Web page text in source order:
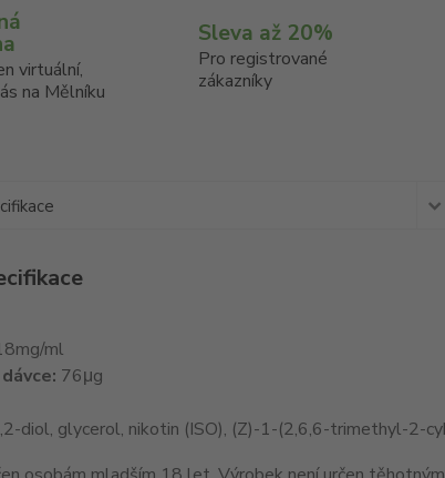
virtuální,
na Mělníku
Sleva až 20%
Pro registrované
zákazníky
ml
76μg
diol, glycerol, nikotin (ISO), (Z)-1-(2,6,6-trimethyl-